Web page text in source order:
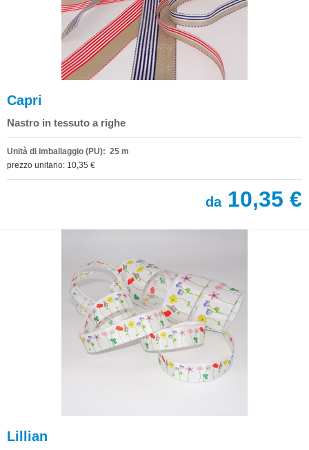
Capri
Nastro in tessuto a righe
Unità di imballaggio (PU): 25 m
prezzo unitario: 10,35 €
da10,35 €
Lillian